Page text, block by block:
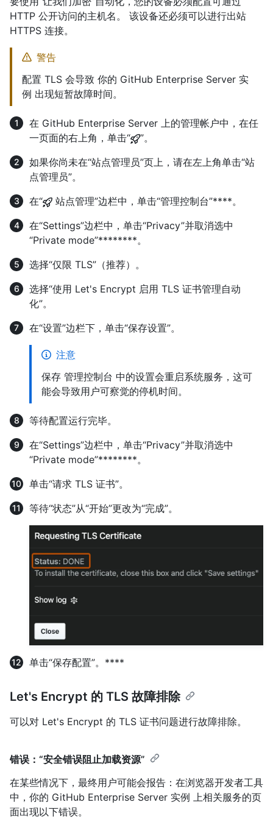
HTTP 公开访问的主机名。 该设备还必须可以进行出站
HTTPS 连接。
警告
配置 TLS 会导致 你的 GitHub Enterprise Server 实
例 出现短暂故障时间。
在 GitHub Enterprise Server 上的管理帐户中，在任
一页面的右上角，单击“
”。
如果你尚未在“站点管理员”页上，请在左上角单击“站
点管理员”。
在“
站点管理”边栏中，单击“管理控制台”****。
在“Settings”边栏中，单击“Privacy”并取消选中
“Private mode”********。
选择“仅限 TLS”（推荐）。
选择“使用 Let's Encrypt 启用 TLS 证书管理自动
化”。
在“设置”边栏下，单击“保存设置”。
注意
保存 管理控制台 中的设置会重启系统服务，这可
能会导致用户可察觉的停机时间。
等待配置运行完毕。
在“Settings”边栏中，单击“Privacy”并取消选中
“Private mode”********。
单击“请求 TLS 证书”。
等待“状态”从“开始”更改为“完成”。
单击“保存配置”。****
Let's Encrypt 的 TLS 故障排除
可以对 Let's Encrypt 的 TLS 证书问题进行故障排除。
错误：“安全错误阻止加载资源”
在某些情况下，最终用户可能会报告：在浏览器开发者工具
中，你的 GitHub Enterprise Server 实例 上相关服务的页
面出现以下错误。